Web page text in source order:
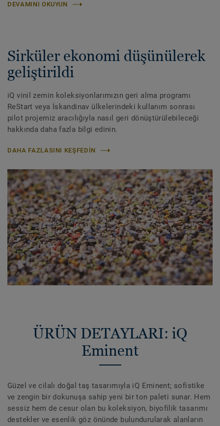
DEVAMINI OKUYUN
Sirküler ekonomi düşünülerek
geliştirildi
iQ vinil zemin koleksiyonlarımızın geri alma programı
ReStart veya İskandinav ülkelerindeki kullanım sonrası
pilot projemiz aracılığıyla nasıl geri dönüştürülebileceği
hakkında daha fazla bilgi edinin.
DAHA FAZLASINI KEŞFEDIN
ÜRÜN DETAYLARI: iQ
Eminent
Güzel ve cilalı doğal taş tasarımıyla iQ Eminent; sofistike
ve zengin bir dokunuşa sahip yeni bir ton paleti sunar. Hem
sessiz hem de cesur olan bu koleksiyon, biyofilik tasarımı
destekler ve esenlik göz önünde bulundurularak alanların